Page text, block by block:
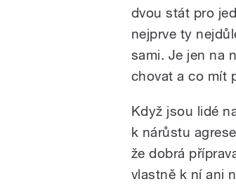
dvou stát pro
nejprve ty
sami. Je jen na
chovat a co mít
Když jsou lidé
k nárůstu
že dobrá
vlastně k ní ani